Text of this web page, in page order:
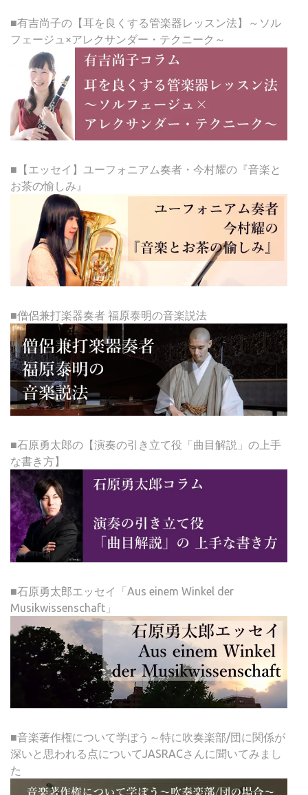
■有吉尚子の【耳を良くする管楽器レッスン法】～ソル
フェージュ×アレクサンダー・テクニーク～
■【エッセイ】ユーフォニアム奏者・今村耀の『音楽と
お茶の愉しみ』
■僧侶兼打楽器奏者 福原泰明の音楽説法
■石原勇太郎の【演奏の引き立て役「曲目解説」の上手
な書き方】
■石原勇太郎エッセイ「Aus einem Winkel der
Musikwissenschaft」
■音楽著作権について学ぼう～特に吹奏楽部/団に関係が
深いと思われる点についてJASRACさんに聞いてみまし
た